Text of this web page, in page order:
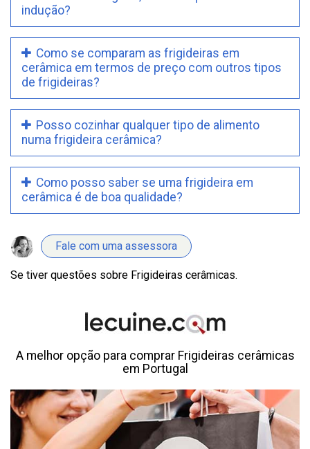
indução?
Como se comparam as frigideiras em
cerâmica em termos de preço com outros tipos
de frigideiras?
Posso cozinhar qualquer tipo de alimento
numa frigideira cerâmica?
Como posso saber se uma frigideira em
cerâmica é de boa qualidade?
Fale com uma assessora
Se tiver questões sobre Frigideiras cerâmicas.
A melhor opção para comprar Frigideiras cerâmicas
em Portugal